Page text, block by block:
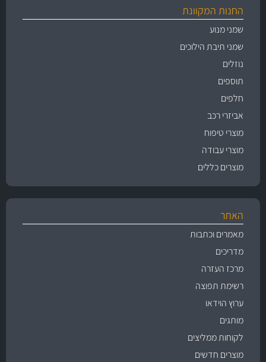
החנות המקוונת
שמני מנוע
שמני תיבת הילוכים
נוזלים
תוספים
חלפים
אביזרי רכב
מוצרי טיפוח
מוצרי עבודה
מוצרים כללים
האתר
מאמרים וכתבות
מדריכים
מרכז העזרה
רשימת תפוצה
ערוץ הוידאו
מותגים
לקוחות ממליצים
מוצרים חדשים